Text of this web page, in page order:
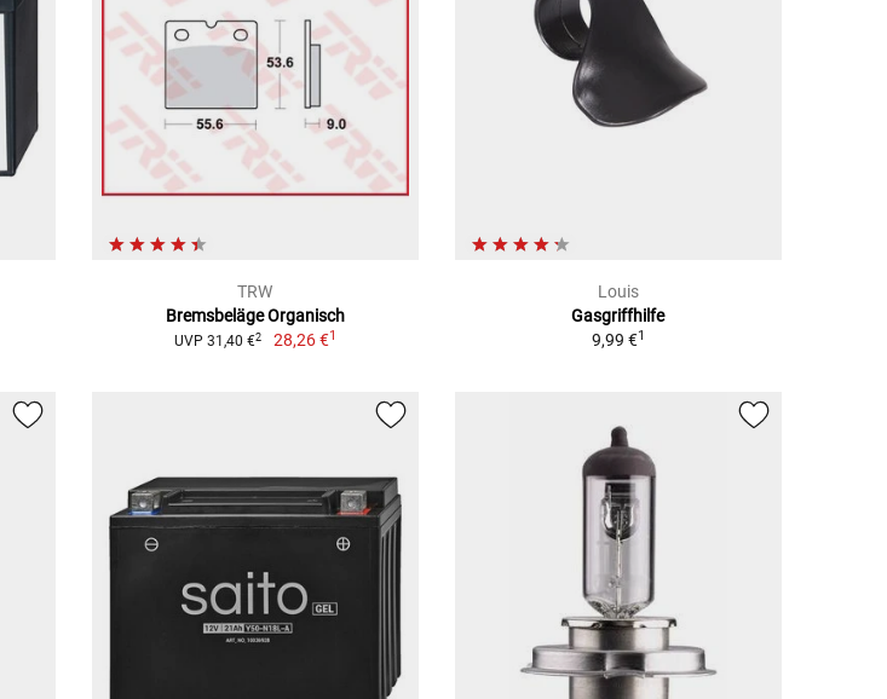
TRW
Bremsbeläge Organisch
UVP 31,40 €2 28,26 €1
Louis
Gasgriffhilfe
9,99 €1